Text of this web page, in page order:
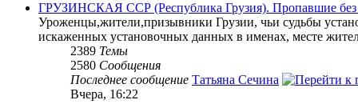
ГРУЗИНСКАЯ ССР (Республика Грузия). Пропавшие без
Уроженцы,жители,призывники Грузии, чьи судьбы
искаженных установочных данных в именах, месте
2389 Темы
2580 Сообщения
Последнее сообщение Татьяна Сечина
Вчера, 16:22